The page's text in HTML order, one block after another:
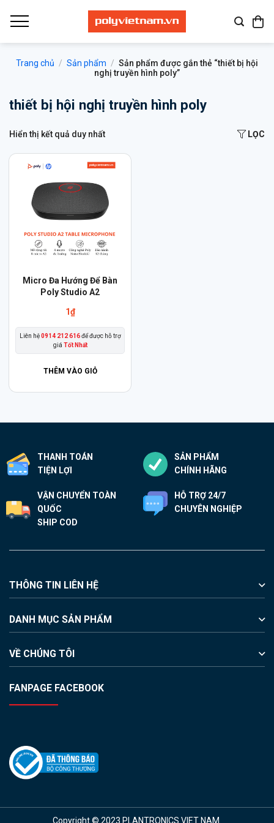
qua
Trang chủ / Sản phẩm / Sản phẩm được gắn thẻ “thiết bị hội
nghị truyền hình poly”
thiết bị hội nghị truyền hình poly
Hiển thị kết quả duy nhất LỌC
Micro Đa Hướng Để Bàn
Poly Studio A2
1₫
Liên hệ0914 212 616để được hỗ trợ
giá Tốt Nhất
THÊM VÀO GIỎ
Sản
nhiều
biến
được
chọn
trang
sản
THANH TOÁN
TIỆN LỢI
SẢN PHẨM
CHÍNH HÃNG
VẬN CHUYỂN TOÀN
QUỐC
SHIP COD
HỖ TRỢ 24/7
CHUYÊN NGHIỆP
THÔNG TIN LIÊN HỆ
DANH MỤC SẢN PHẨM
VỀ CHÚNG TÔI
FANPAGE FACEBOOK
Copyright © 2023 PLANTRONICS VIET NAM.